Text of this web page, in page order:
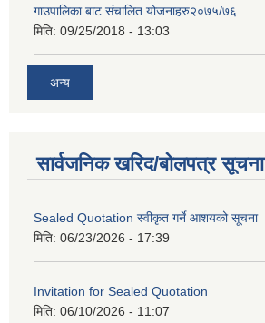
गाउपालिका बाट संचालित योजनाहरु२०७५/७६
मिति: 09/25/2018 - 13:03
अन्य
सार्वजनिक खरिद/बोलपत्र सूचना
Sealed Quotation स्वीकृत गर्ने आशयको सूचना
मिति: 06/23/2026 - 17:39
Invitation for Sealed Quotation
मिति: 06/10/2026 - 11:07